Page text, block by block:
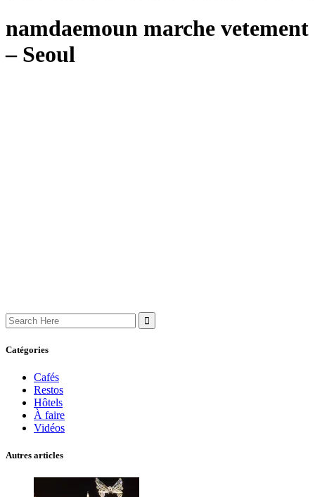
namdaemoun marche vetement
– Seoul
Search
for:
Catégories
Cafés
Restos
Hôtels
À faire
Vidéos
Autres articles